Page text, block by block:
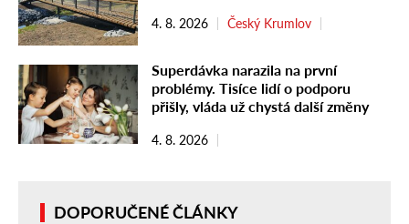
4. 8. 2026 Český Krumlov
Superdávka narazila na první
problémy. Tisíce lidí o podporu
přišly, vláda už chystá další změny
4. 8. 2026
DOPORUČENÉ ČLÁNKY